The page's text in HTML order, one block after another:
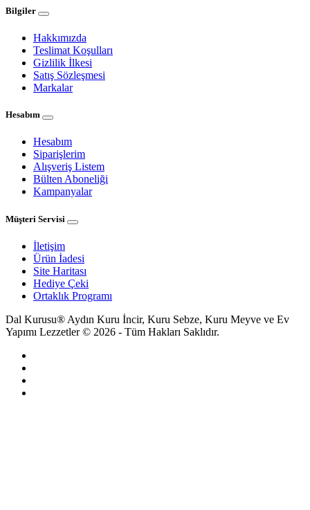
Bilgiler
Hakkımızda
Teslimat Koşulları
Gizlilik İlkesi
Satış Sözleşmesi
Markalar
Hesabım
Hesabım
Siparişlerim
Alışveriş Listem
Bülten Aboneliği
Kampanyalar
Müşteri Servisi
İletişim
Ürün İadesi
Site Haritası
Hediye Çeki
Ortaklık Programı
Dal Kurusu® Aydın Kuru İncir, Kuru Sebze, Kuru Meyve ve Ev
Yapımı Lezzetler © 2026 - Tüm Hakları Saklıdır.